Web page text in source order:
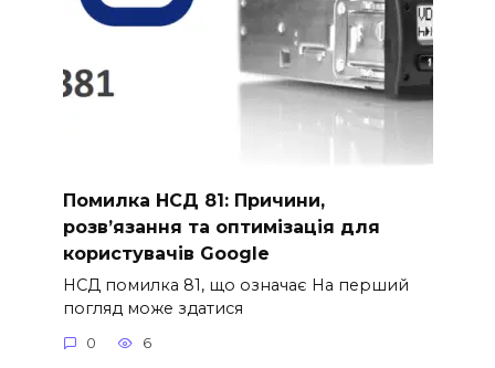
Помилка НСД 81: Причини,
розв’язання та оптимізація для
користувачів Google
НСД помилка 81, що означає На перший
погляд може здатися
0 6